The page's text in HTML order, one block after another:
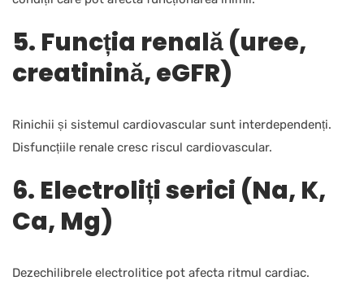
5. Funcția renală (uree,
creatinină, eGFR)
Rinichii și sistemul cardiovascular sunt interdependenți.
Disfuncțiile renale cresc riscul cardiovascular.
6. Electroliți serici (Na, K,
Ca, Mg)
Dezechilibrele electrolitice pot afecta ritmul cardiac.